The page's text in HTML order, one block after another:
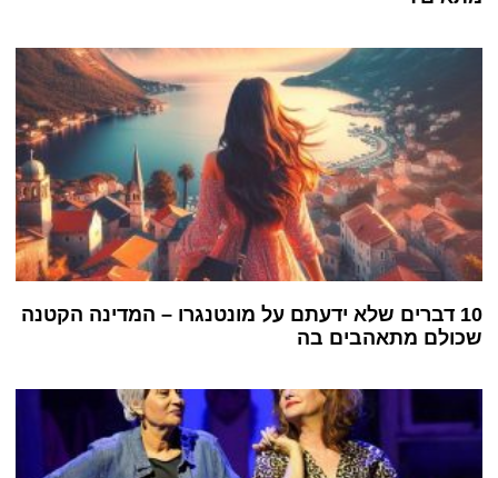
10 דברים שלא ידעתם על מונטנגרו – המדינה הקטנה
שכולם מתאהבים בה